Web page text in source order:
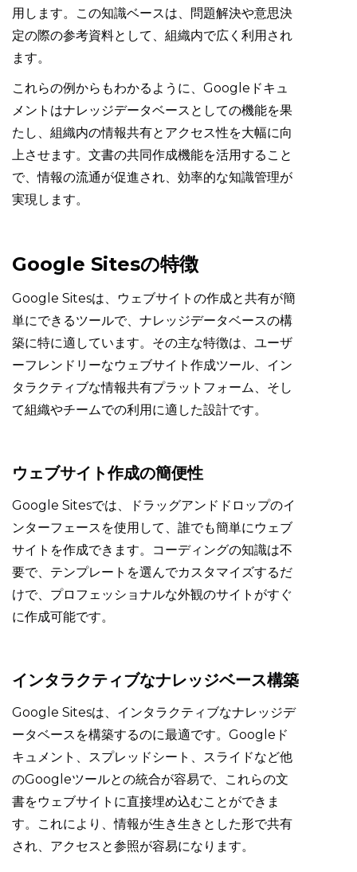
用します。この知識ベースは、問題解決や意思決
定の際の参考資料として、組織内で広く利用され
ます。
これらの例からもわかるように、Googleドキュ
メントはナレッジデータベースとしての機能を果
たし、組織内の情報共有とアクセス性を大幅に向
上させます。文書の共同作成機能を活用すること
で、情報の流通が促進され、効率的な知識管理が
実現します。
Google Sitesの特徴
Google Sitesは、ウェブサイトの作成と共有が簡
単にできるツールで、ナレッジデータベースの構
築に特に適しています。その主な特徴は、ユーザ
ーフレンドリーなウェブサイト作成ツール、イン
タラクティブな情報共有プラットフォーム、そし
て組織やチームでの利用に適した設計です。
ウェブサイト作成の簡便性
Google Sitesでは、ドラッグアンドドロップのイ
ンターフェースを使用して、誰でも簡単にウェブ
サイトを作成できます。コーディングの知識は不
要で、テンプレートを選んでカスタマイズするだ
けで、プロフェッショナルな外観のサイトがすぐ
に作成可能です。
インタラクティブなナレッジベース構築
Google Sitesは、インタラクティブなナレッジデ
ータベースを構築するのに最適です。Googleド
キュメント、スプレッドシート、スライドなど他
のGoogleツールとの統合が容易で、これらの文
書をウェブサイトに直接埋め込むことができま
す。これにより、情報が生き生きとした形で共有
され、アクセスと参照が容易になります。